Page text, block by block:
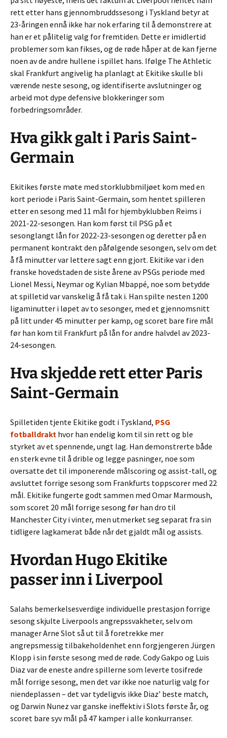
rett etter hans gjennombruddssesong i Tyskland betyr at
23-åringen ennå ikke har nok erfaring til å demonstrere at
han er et pålitelig valg for fremtiden. Dette er imidlertid
problemer som kan fikses, og de røde håper at de kan fjerne
noen av de andre hullene i spillet hans. Ifølge The Athletic
skal Frankfurt angivelig ha planlagt at Ekitike skulle bli
værende neste sesong, og identifiserte avslutninger og
arbeid mot dype defensive blokkeringer som
forbedringsområder.
Hva gikk galt i Paris Saint-
Germain
Ekitikes første møte med storklubbmiljøet kom med en
kort periode i Paris Saint-Germain, som hentet spilleren
etter en sesong med 11 mål for hjembyklubben Reims i
2021-22-sesongen. Han kom først til PSG på et
sesonglangt lån for 2022-23-sesongen og deretter på en
permanent kontrakt den påfølgende sesongen, selv om det
å få minutter var lettere sagt enn gjort. Ekitike var i den
franske hovedstaden de siste årene av PSGs periode med
Lionel Messi, Neymar og Kylian Mbappé, noe som betydde
at spilletid var vanskelig å få tak i. Han spilte nesten 1200
ligaminutter i løpet av to sesonger, med et gjennomsnitt
på litt under 45 minutter per kamp, og scoret bare fire mål
før han kom til Frankfurt på lån for andre halvdel av 2023-
24-sesongen.
Hva skjedde rett etter Paris
Saint-Germain
Spilletiden tjente Ekitike godt i Tyskland, PSG
fotballdrakt hvor han endelig kom til sin rett og ble
styrket av et spennende, ungt lag. Han demonstrerte både
en sterk evne til å drible og legge pasninger, noe som
oversatte det til imponerende målscoring og assist-tall, og
avsluttet forrige sesong som Frankfurts toppscorer med 22
mål. Ekitike fungerte godt sammen med Omar Marmoush,
som scoret 20 mål forrige sesong før han dro til
Manchester City i vinter, men utmerket seg separat fra sin
tidligere lagkamerat både når det gjaldt mål og assists.
Hvordan Hugo Ekitike
passer inn i Liverpool
Salahs bemerkelsesverdige individuelle prestasjon forrige
sesong skjulte Liverpools angrepssvakheter, selv om
manager Arne Slot så ut til å foretrekke mer
angrepsmessig tilbakeholdenhet enn forgjengeren Jürgen
Klopp i sin første sesong med de røde. Cody Gakpo og Luis
Diaz var de eneste andre spillerne som leverte tosifrede
mål forrige sesong, men det var ikke noe naturlig valg for
niendeplassen – det var tydeligvis ikke Diaz’ beste match,
og Darwin Nunez var ganske ineffektiv i Slots første år, og
scoret bare syv mål på 47 kamper i alle konkurranser.